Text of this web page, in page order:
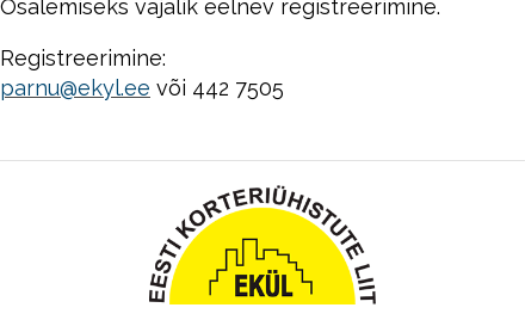
Osalemiseks vajalik eelnev registreerimine.
Registreerimine:
parnu@ekyl.ee või 442 7505